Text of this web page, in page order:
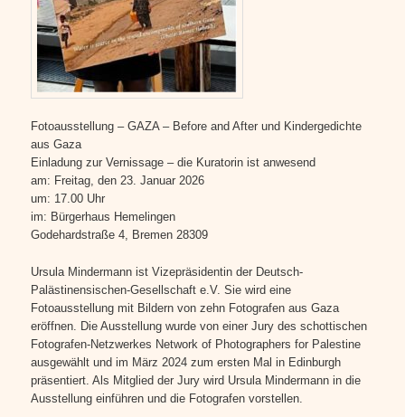
Fotoausstellung – GAZA – Before and After und Kindergedichte
aus Gaza
Einladung zur Vernissage – die Kuratorin ist anwesend
am: Freitag, den 23. Januar 2026
um: 17.00 Uhr
im: Bürgerhaus Hemelingen
Godehardstraße 4, Bremen 28309
Ursula Mindermann ist Vizepräsidentin der Deutsch-
Palästinensischen-Gesellschaft e.V. Sie wird eine
Fotoausstellung mit Bildern von zehn Fotografen aus Gaza
eröffnen. Die Ausstellung wurde von einer Jury des schottischen
Fotografen-Netzwerkes Network of Photographers for Palestine
ausgewählt und im März 2024 zum ersten Mal in Edinburgh
präsentiert. Als Mitglied der Jury wird Ursula Mindermann in die
Ausstellung einführen und die Fotografen vorstellen.